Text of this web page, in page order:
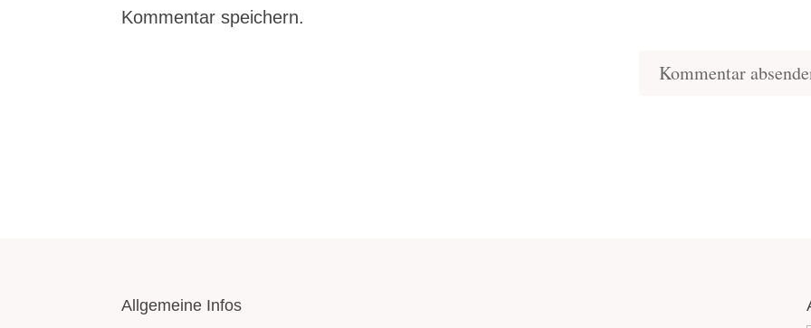
Kommentar speichern.
Allgemeine Infos